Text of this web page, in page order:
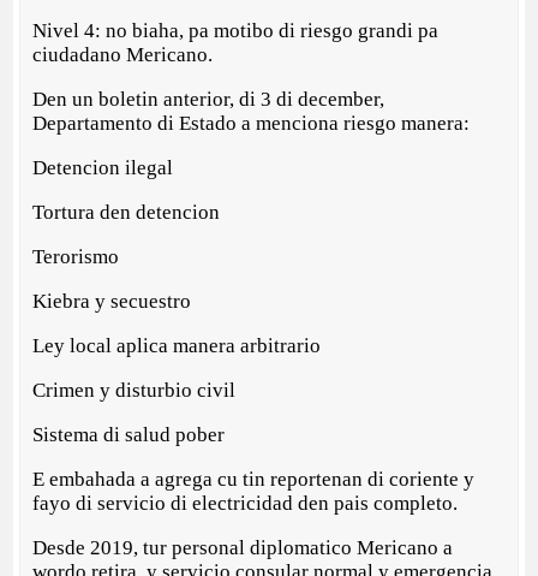
Nivel 4: no biaha, pa motibo di riesgo grandi pa
ciudadano Mericano.
Den un boletin anterior, di 3 di december,
Departamento di Estado a menciona riesgo manera:
Detencion ilegal
Tortura den detencion
Terorismo
Kiebra y secuestro
Ley local aplica manera arbitrario
Crimen y disturbio civil
Sistema di salud pober
E embahada a agrega cu tin reportenan di coriente y
fayo di servicio di electricidad den pais completo.
Desde 2019, tur personal diplomatico Mericano a